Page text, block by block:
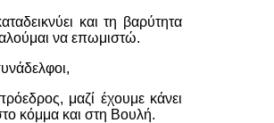
και τη βαρύτητα
να επωμιστώ.
μαζί έχουμε κάνει
κόμμα και στη Βουλή.